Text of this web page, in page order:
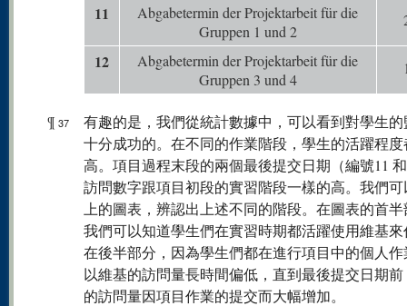
11
Abgabetermin der Projektarbeit für die
Gruppen 1 und 2
12
Abgabetermin der Projektarbeit für die
Gruppen 3 und 4
¶ 37
有趣的是，我們從統計數據中，可以看到對學生
十分成功的。在不同的作業階段，學生的活躍程度
高。項目過程末段的兩個最後提交日期（編號11
訪問數字跟項目初段的實習階段一樣的高。我們
上的圖表，辨認出上述不同的階段。在圖表的首
我們可以知道學生們在實習時期都活躍使用維基
在後半部分，因為學生們都在進行項目中的個人
以維基的訪問量長時間偏低，直到最後提交日期
的訪問量因項目作業的提交而大幅增加。